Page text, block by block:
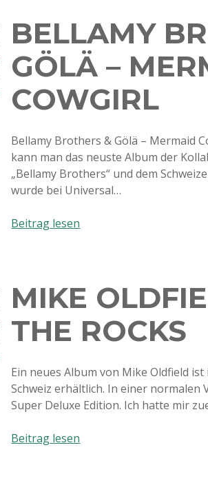
BELLAMY
GÖLÄ –
COWGIRL
Bellamy Brothers & Gölä – Mermaid
kann man das neuste Album der
„Bellamy Brothers“ und dem
wurde bei Universal…
Beitrag lesen
–
Mermaid
Cowgirl
MIKE
THE ROCKS
Ein neues Album von Mike Oldfield
Schweiz erhältlich. In einer normalen
Super Deluxe Edition. Ich hatte mir
Beitrag lesen